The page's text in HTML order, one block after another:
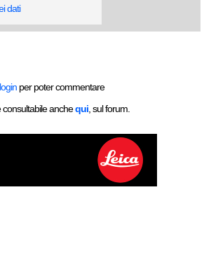
dati
per poter commentare
consultabile anchequi , sul forum.